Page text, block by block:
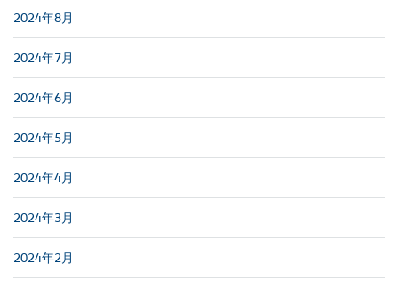
2024年8月
2024年7月
2024年6月
2024年5月
2024年4月
2024年3月
2024年2月